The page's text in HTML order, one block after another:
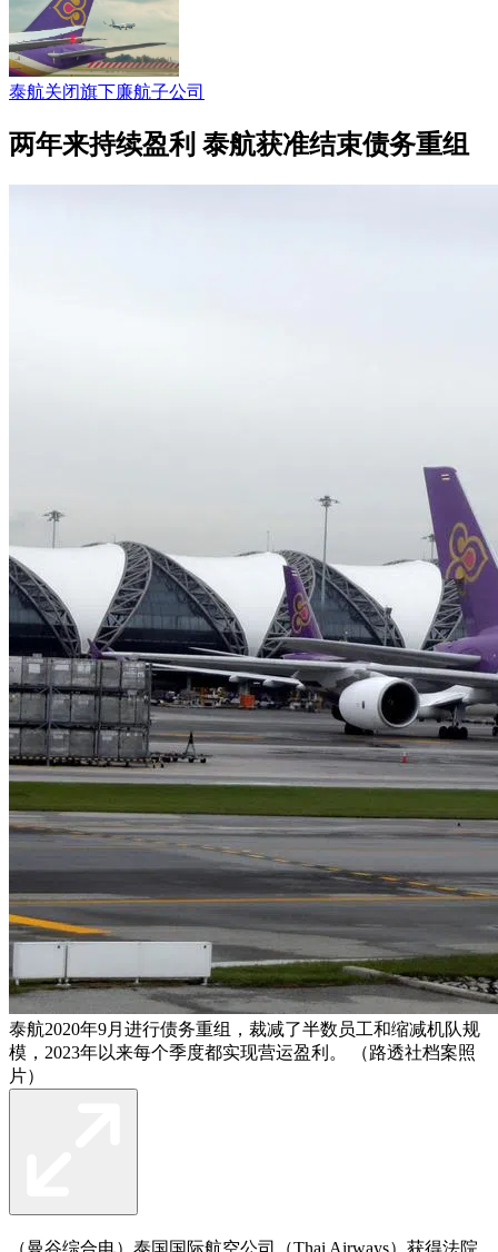
泰航关闭旗下廉航子公司
两年来持续盈利 泰航获准结束债务重组
泰航2020年9月进行债务重组，裁减了半数员工和缩减机队规
模，2023年以来每个季度都实现营运盈利。 （路透社档案照
片）
（曼谷综合电）泰国国际航空公司（Thai Airways）获得法院